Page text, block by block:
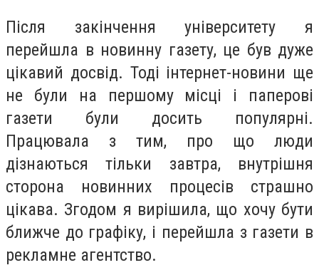
Після закінчення університету я
перейшла в новинну газету, це був дуже
цікавий досвід. Тоді інтернет-новини ще
не були на першому місці і паперові
газети були досить популярні.
Працювала з тим, про що люди
дізнаються тільки завтра, внутрішня
сторона новинних процесів страшно
цікава. Згодом я вирішила, що хочу бути
ближче до графіку, і перейшла з газети в
рекламне агентство.